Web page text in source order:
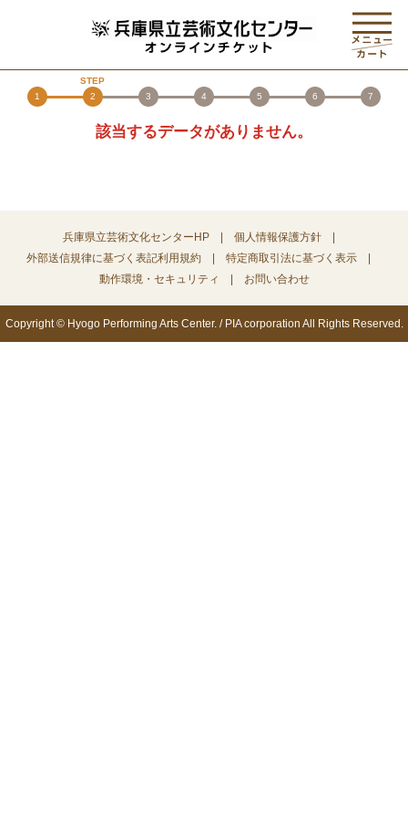
1 2 3 4 5 6 7
該当するデータがありません。
兵庫県立芸術文化センターHP
個人情報保護方針
外部送信規律に基づく表記利用規約
特定商取引法に基づく表示
動作環境・セキュリティ
お問い合わせ
Copyright © Hyogo Performing Arts Center. / PIA corporation All Rights Reserved.